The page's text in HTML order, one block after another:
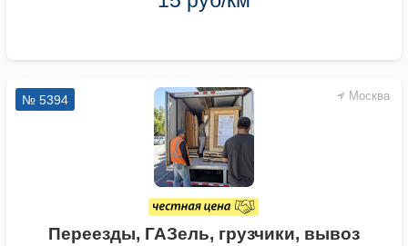
Москва
№ 5394
Переезды, ГАЗель, грузчики, вывоз